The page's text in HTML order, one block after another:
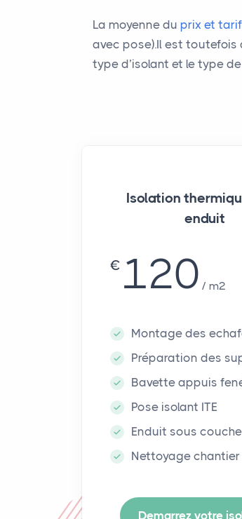
La moyenne du prix et
avec pose).Il est
type d’isolant et le type
Isolation
enduit
€ 120 m²
Montage des
Préparation des
Bavette appuis
Pose isolant ITE
Enduit sous
Nettoyage chantier
Demarrez votre